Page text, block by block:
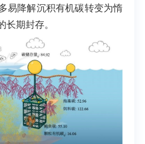
易降解沉积有机碳转变为惰
长期封存。